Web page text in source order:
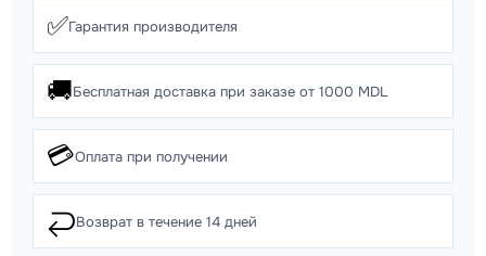
✅Гарантия производителя
🚚Бесплатная доставка при заказе от 1000 MDL
💳Оплата при получении
↩️Возврат в течение 14 дней